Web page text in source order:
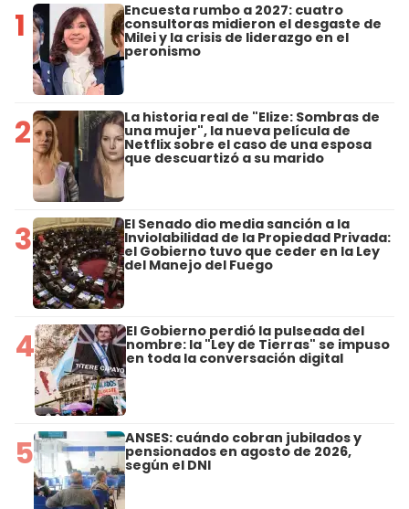
1 Encuesta rumbo a 2027: cuatro
consultoras midieron el desgaste de
Milei y la crisis de liderazgo en el
peronismo
2 La historia real de "Elize: Sombras de
una mujer", la nueva película de
Netflix sobre el caso de una esposa
que descuartizó a su marido
3 El Senado dio media sanción a la
Inviolabilidad de la Propiedad Privada:
el Gobierno tuvo que ceder en la Ley
del Manejo del Fuego
4 El Gobierno perdió la pulseada del
nombre: la "Ley de Tierras" se impuso
en toda la conversación digital
5 ANSES: cuándo cobran jubilados y
pensionados en agosto de 2026,
según el DNI